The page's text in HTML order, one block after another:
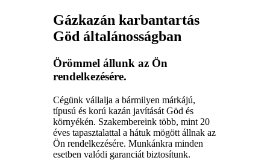
Gázkazán karbantartás
Göd általánosságban
Örömmel állunk az Ön
rendelkezésére.
Cégünk vállalja a bármilyen márkájú,
típusú és korú kazán javítását Göd és
környékén. Szakembereink több, mint 20
éves tapasztalattal a hátuk mögött állnak az
Ön rendelkezésére. Munkánkra minden
esetben valódi garanciát biztosítunk.